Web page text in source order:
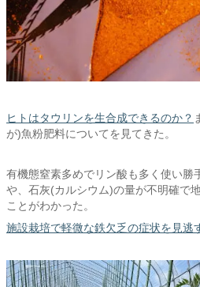
ヒトはタウリンを生合成できるのか？
が)魚粉肥料についてを見てきた。
有機態窒素多めでリン酸も多く使い勝
や、石灰(カルシウム)の量が不明確で
ことがわかった。
施設栽培で軽微な鉄欠乏の症状を見逃